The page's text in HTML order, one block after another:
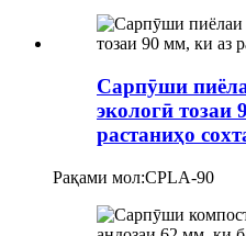
Сарпӯши
экологӣ тозаи
растаниҳо
Рақами мол:CPLA-90